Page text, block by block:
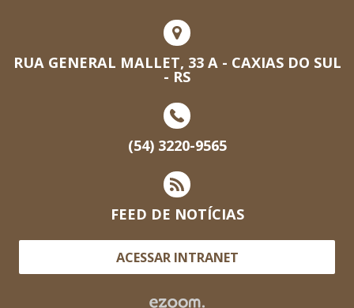
RUA GENERAL MALLET, 33 A - CAXIAS DO SUL
- RS
(54) 3220-9565
FEED DE NOTÍCIAS
ACESSAR INTRANET